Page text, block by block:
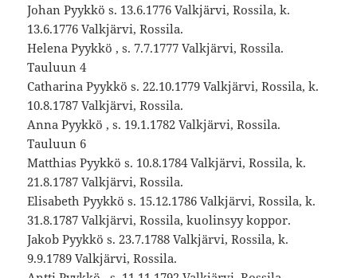
Johan Pyykkö s. 13.6.1776 Valkjärvi, Rossila, k.
13.6.1776 Valkjärvi, Rossila.
Helena Pyykkö , s. 7.7.1777 Valkjärvi, Rossila.
Tauluun 4
Catharina Pyykkö s. 22.10.1779 Valkjärvi, Rossila, k.
10.8.1787 Valkjärvi, Rossila.
Anna Pyykkö , s. 19.1.1782 Valkjärvi, Rossila.
Tauluun 6
Matthias Pyykkö s. 10.8.1784 Valkjärvi, Rossila, k.
21.8.1787 Valkjärvi, Rossila.
Elisabeth Pyykkö s. 15.12.1786 Valkjärvi, Rossila, k.
31.8.1787 Valkjärvi, Rossila, kuolinsyy koppor.
Jakob Pyykkö s. 23.7.1788 Valkjärvi, Rossila, k.
9.9.1789 Valkjärvi, Rossila.